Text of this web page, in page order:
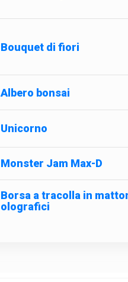
Bouquet di fiori
Albero bonsai
Unicorno
Monster Jam Max-D
Borsa a tracolla in
olografici